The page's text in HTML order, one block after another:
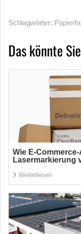
Schlagwörter:
Das könnte
Wie E-
Lasermarkierung
Weiterlesen